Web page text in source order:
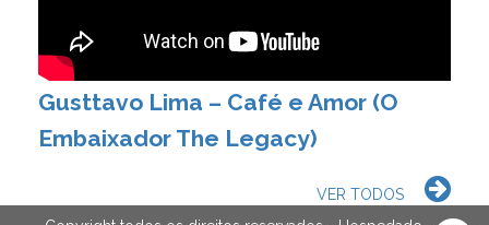
Gusttavo Lima – Café e Amor (O
Embaixador The Legacy)
VER TODOS